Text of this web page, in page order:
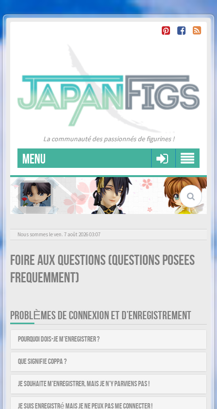
La communauté des passionnés de figurines !
MENU
Nous sommes le ven. 7 août 2026 03:07
Foire aux questions (Questions posees
frequemment)
PROBLÈMES DE CONNEXION ET D’ENREGISTREMENT
Pourquoi dois-je m’enregistrer ?
Que signifie COPPA ?
Je souhaite m’enregistrer, mais je n’y parviens pas !
Je suis enregistré mais je ne peux pas me connecter !